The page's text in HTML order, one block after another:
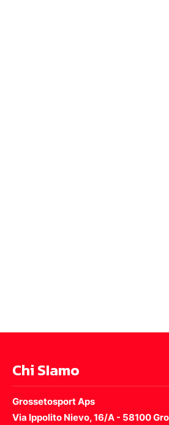
Chi SIamo
Grossetosport Aps
Via Ippolito Nievo, 16/A - 58100